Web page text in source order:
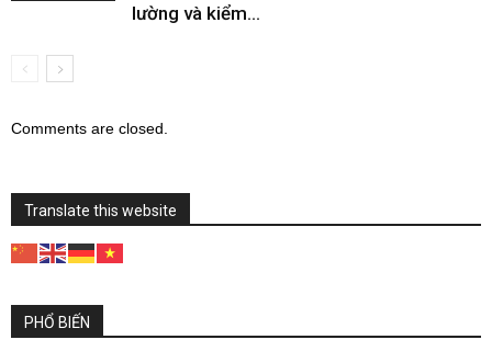
lường và kiểm...
Comments are closed.
Translate this website
PHỔ BIẾN